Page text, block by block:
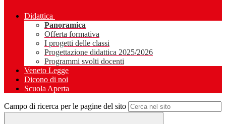
Didattica
Panoramica
Offerta formativa
I progetti delle classi
Progettazione didattica 2025/2026
Programmi svolti docenti
Veneto Legge
Dicono di noi
Scuola Aperta
Campo di ricerca per le pagine del sito